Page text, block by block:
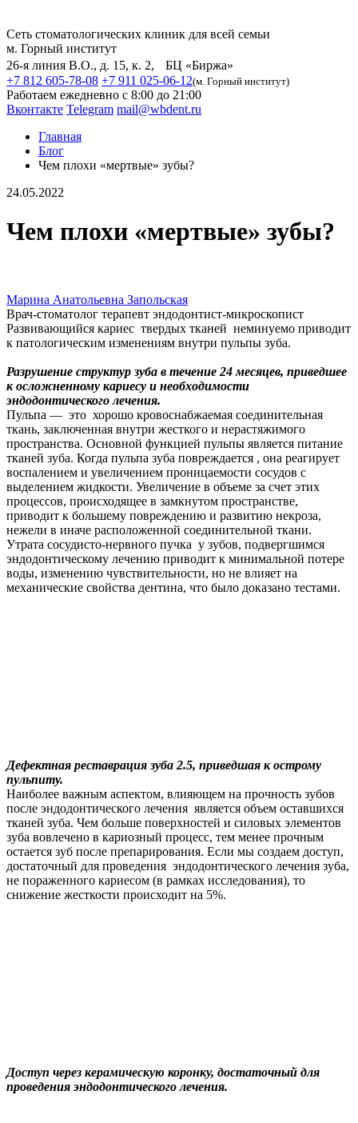
Сеть стоматологических клиник для всей семьи
м. Горный институт
26-я линия В.О., д. 15, к. 2, БЦ «Биржа»
+7 812 605-78-08 +7 911 025-06-12(м. Горный институт)
Работаем ежедневно с 8:00 до 21:00
Вконтакте Telegram mail@wbdent.ru
Главная
Блог
Чем плохи «мертвые» зубы?
24.05.2022
Чем плохи «мертвые» зубы?
Марина Анатольевна Запольская
Врач-стоматолог терапевт эндодонтист-микроскопист
Развивающийся кариес твердых тканей неминуемо приводит
к патологическим изменениям внутри пульпы зуба.
Разрушение структур зуба в течение 24 месяцев, приведшее
к осложненному кариесу и необходимости
эндодонтического лечения.
Пульпа — это хорошо кровоснабжаемая соединительная
ткань, заключенная внутри жесткого и нерастяжимого
пространства. Основной функцией пульпы является питание
тканей зуба. Когда пульпа зуба повреждается , она реагирует
воспалением и увеличением проницаемости сосудов с
выделением жидкости. Увеличение в объеме за счет этих
процессов, происходящее в замкнутом пространстве,
приводит к большему повреждению и развитию некроза,
нежели в иначе расположенной соединительной ткани.
Утрата сосудисто-нервного пучка у зубов, подвергшимся
эндодонтическому лечению приводит к минимальной потере
воды, изменению чувствительности, но не влияет на
механические свойства дентина, что было доказано тестами.
Дефектная реставрация зуба 2.5, приведшая к острому
пульпиту.
Наиболее важным аспектом, влияющем на прочность зубов
после эндодонтического лечения является объем оставшихся
тканей зуба. Чем больше поверхностей и силовых элементов
зуба вовлечено в кариозный процесс, тем менее прочным
остается зуб после препарирования. Если мы создаем доступ,
достаточный для проведения эндодонтического лечения зуба,
не пораженного кариесом (в рамках исследования), то
снижение жесткости происходит на 5%.
Доступ через керамическую коронку, достаточный для
проведения эндодонтического лечения.